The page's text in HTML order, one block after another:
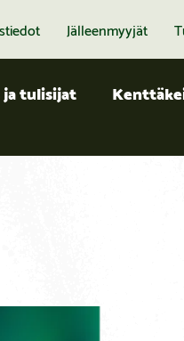
Jälleenmyyjät
ja tulisijat